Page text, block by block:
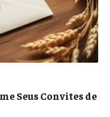
Seus Convites de